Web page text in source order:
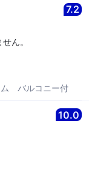
7.2
ん。
バルコニー付
10.0